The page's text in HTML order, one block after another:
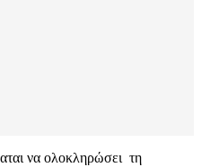
να ολοκληρώσει τη